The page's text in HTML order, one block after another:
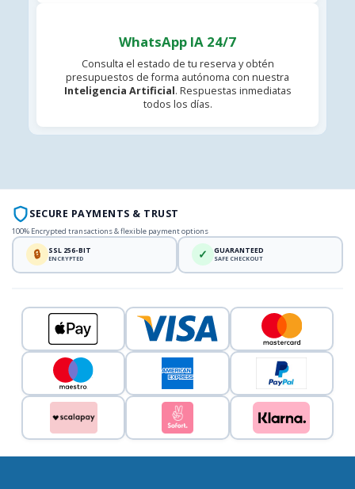
WhatsApp IA 24/7
Consulta el estado de tu reserva y obtén
presupuestos de forma autónoma con nuestra
Inteligencia Artificial. Respuestas inmediatas
todos los días.
SECURE PAYMENTS & TRUST
100% Encrypted transactions & flexible payment options
🔒 SSL 256-BIT
ENCRYPTED ✓ GUARANTEED
SAFE CHECKOUT